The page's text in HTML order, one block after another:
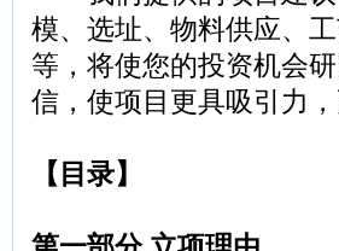
模、选址、物料供应、
等，将使您的投资机会
信，使项目更具吸引力，
【目录】